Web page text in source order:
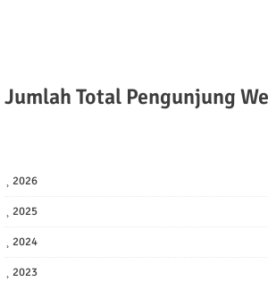
Jumlah Total Pengunjung
2026
2025
2024
2023